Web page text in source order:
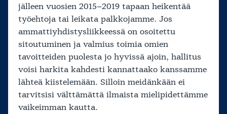
jälleen vuosien 2015–2019 tapaan heikentää
työehtoja tai leikata palkkojamme. Jos
ammattiyhdistysliikkeessä on osoitettu
sitoutuminen ja valmius toimia omien
tavoitteiden puolesta jo hyvissä ajoin, hallitus
voisi harkita kahdesti kannattaako kanssamme
lähteä kiistelemään. Silloin meidänkään ei
tarvitsisi välttämättä ilmaista mielipidettämme
vaikeimman kautta.